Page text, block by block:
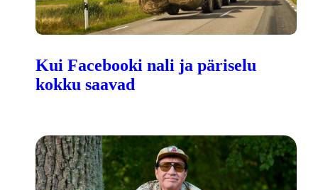
Kui Facebooki nali ja päriselu
kokku saavad